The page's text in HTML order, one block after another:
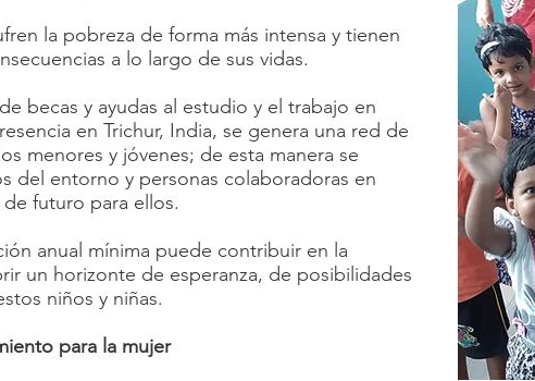
la pobreza de forma más intensa y tienen
a lo largo de sus vidas.
becas y ayudas al estudio y el trabajo en
en Trichur, India, se genera una red de
menores y jóvenes; de esta manera se
del entorno y personas colaboradoras en
futuro para ellos.
anual mínima puede contribuir en la
un horizonte de esperanza, de posibilidades
niños y niñas.
para la mujer